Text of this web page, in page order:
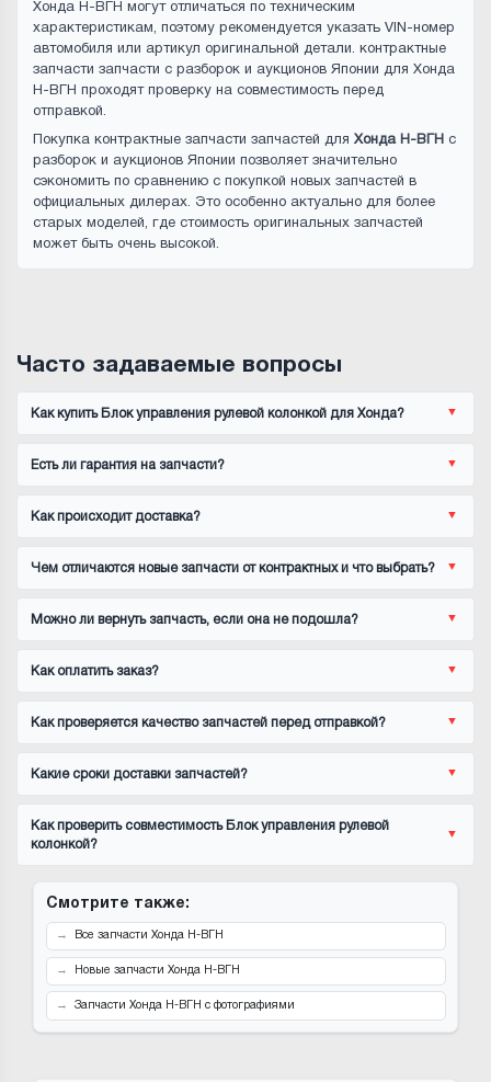
Хонда Н-ВГН могут отличаться по техническим
характеристикам, поэтому рекомендуется указать VIN-номер
автомобиля или артикул оригинальной детали. контрактные
запчасти запчасти с разборок и аукционов Японии для Хонда
Н-ВГН проходят проверку на совместимость перед
отправкой.
Покупка контрактные запчасти запчастей для Хонда Н-ВГН с
разборок и аукционов Японии позволяет значительно
сэкономить по сравнению с покупкой новых запчастей в
официальных дилерах. Это особенно актуально для более
старых моделей, где стоимость оригинальных запчастей
может быть очень высокой.
Часто задаваемые вопросы
Как купить Блок управления рулевой колонкой для Хонда?
Есть ли гарантия на запчасти?
Как происходит доставка?
Чем отличаются новые запчасти от контрактных и что выбрать?
Можно ли вернуть запчасть, если она не подошла?
Как оплатить заказ?
Как проверяется качество запчастей перед отправкой?
Какие сроки доставки запчастей?
Как проверить совместимость Блок управления рулевой
колонкой?
Смотрите также:
Все запчасти Хонда Н-ВГН
Новые запчасти Хонда Н-ВГН
Запчасти Хонда Н-ВГН с фотографиями